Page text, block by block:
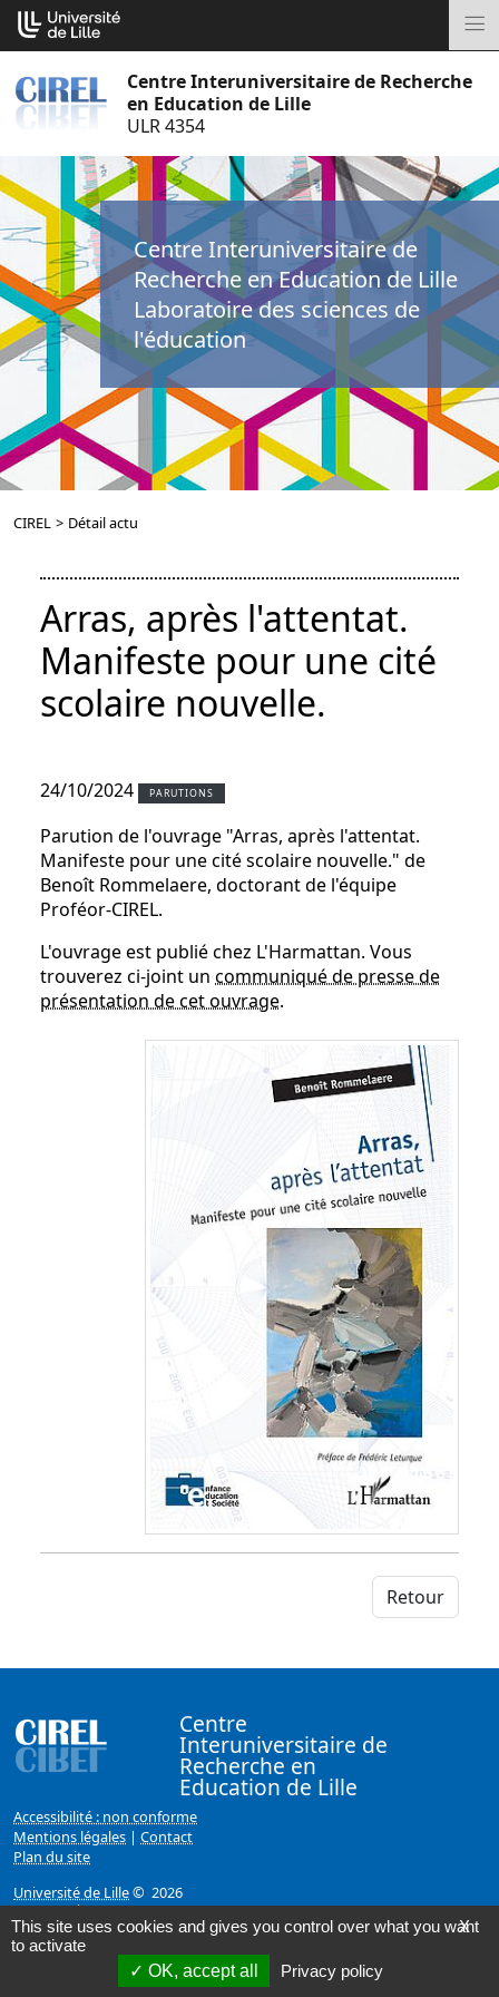
Aller
au
Centre Interuniversitaire de Recherche
en Education de Lille
ULR 4354
Centre Interuniversitaire de
Recherche en Education de Lille
Laboratoire des sciences de
l'éducation
CIREL > Détail actu
Arras, après l'attentat.
Manifeste pour une cité
scolaire nouvelle.
24/10/2024 PARUTIONS
Parution de l'ouvrage "Arras, après l'attentat.
Manifeste pour une cité scolaire nouvelle." de
Benoît Rommelaere, doctorant de l'équipe
Proféor-CIREL.
L'ouvrage est publié chez L'Harmattan. Vous
trouverez ci-joint un communiqué de presse de
présentation de cet ouvrage.
Retour
Centre
Interuniversitaire de
Recherche en
Education de Lille
Accessibilité : non conforme
Mentions légales | Contact
Plan du site
Université de Lille© 2026
Page mise à jour le 01/02/2018 (17:34)
Cookies management panel
X
This site uses cookies and gives you control over what you want
to activate
OK, accept all
Privacy policy